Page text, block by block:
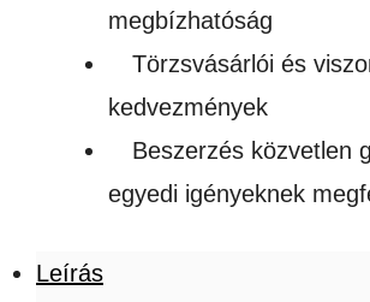
megbízhatóság
Törzsvásárlói és
kedvezmények
Beszerzés közvetlen
egyedi igényeknek
Leírás